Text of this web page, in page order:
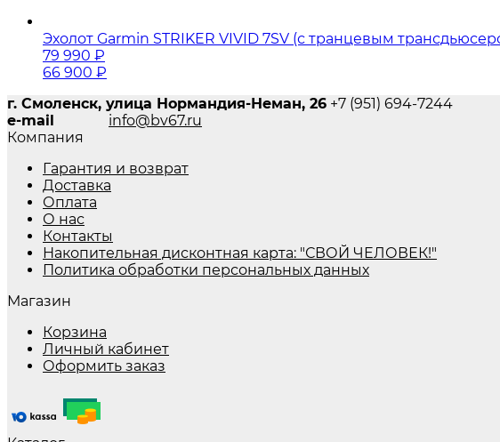
Эхолот Garmin STRIKER VIVID 7SV (с транцевым
79 990 ₽
66 900 ₽
г. Смоленск, улица Нормандия-Неман, 26 +7 (951) 694-7244
e-mail
info@bv67.ru
Компания
Гарантия и возврат
Доставка
Оплата
О нас
Контакты
Накопительная дисконтная карта: "СВОЙ ЧЕЛОВЕК!"
Политика обработки персональных данных
Магазин
Корзина
Личный кабинет
Оформить заказ